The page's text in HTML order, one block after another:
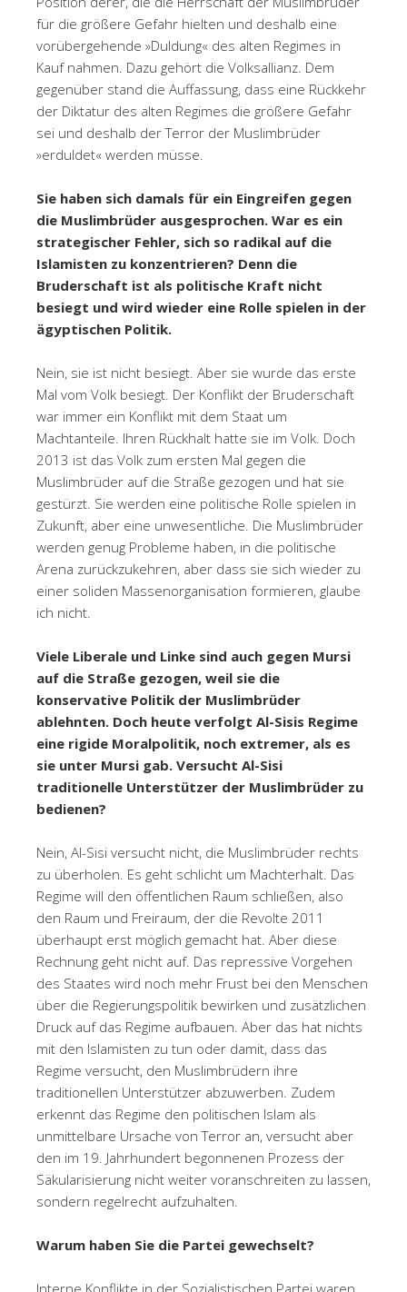
für die größere Gefahr hielten und deshalb eine
vorübergehende »Duldung« des alten Regimes in
Kauf nahmen. Dazu gehört die Volksallianz. Dem
gegenüber stand die Auffassung, dass eine Rückkehr
der Diktatur des alten Regimes die größere Gefahr
sei und deshalb der Terror der Muslimbrüder
»erduldet« werden müsse.
Sie haben sich damals für ein Eingreifen gegen
die Muslimbrüder ausgesprochen. War es ein
strategischer Fehler, sich so radikal auf die
Islamisten zu konzentrieren? Denn die
Bruderschaft ist als politische Kraft nicht
besiegt und wird wieder eine Rolle spielen in der
ägyptischen Politik.
Nein, sie ist nicht besiegt. Aber sie wurde das erste
Mal vom Volk besiegt. Der Konflikt der Bruderschaft
war immer ein Konflikt mit dem Staat um
Machtanteile. Ihren Rückhalt hatte sie im Volk. Doch
2013 ist das Volk zum ersten Mal gegen die
Muslimbrüder auf die Straße gezogen und hat sie
gestürzt. Sie werden eine politische Rolle spielen in
Zukunft, aber eine unwesentliche. Die Muslimbrüder
werden genug Probleme haben, in die politische
Arena zurückzukehren, aber dass sie sich wieder zu
einer soliden Massenorganisation formieren, glaube
ich nicht.
Viele Liberale und Linke sind auch gegen Mursi
auf die Straße gezogen, weil sie die
konservative Politik der Muslimbrüder
ablehnten. Doch heute verfolgt Al-Sisis Regime
eine rigide Moralpolitik, noch extremer, als es
sie unter Mursi gab. Versucht Al-Sisi
traditionelle Unterstützer der Muslimbrüder zu
bedienen?
Nein, Al-Sisi versucht nicht, die Muslimbrüder rechts
zu überholen. Es geht schlicht um Machterhalt. Das
Regime will den öffentlichen Raum schließen, also
den Raum und Freiraum, der die Revolte 2011
überhaupt erst möglich gemacht hat. Aber diese
Rechnung geht nicht auf. Das repressive Vorgehen
des Staates wird noch mehr Frust bei den Menschen
über die Regierungspolitik bewirken und zusätzlichen
Druck auf das Regime aufbauen. Aber das hat nichts
mit den Islamisten zu tun oder damit, dass das
Regime versucht, den Muslimbrüdern ihre
traditionellen Unterstützer abzuwerben. Zudem
erkennt das Regime den politischen Islam als
unmittelbare Ursache von Terror an, versucht aber
den im 19. Jahrhundert begonnenen Prozess der
Säkularisierung nicht weiter voranschreiten zu lassen,
sondern regelrecht aufzuhalten.
Warum haben Sie die Partei gewechselt?
Interne Konflikte in der Sozialistischen Partei waren